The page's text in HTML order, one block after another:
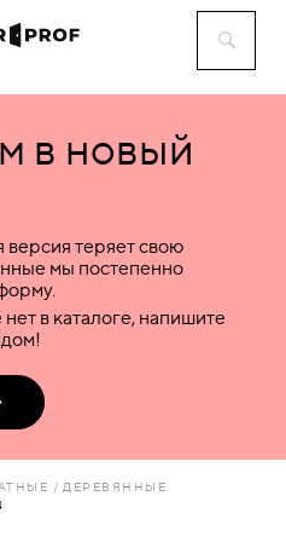
в новый
теряет свою
мы постепенно
в каталоге, напишите
ДЕРЕВЯННЫЕ